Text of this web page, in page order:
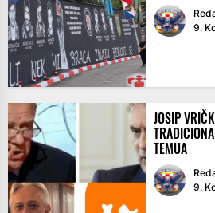
9.
JOSIP
TEMUA
9.